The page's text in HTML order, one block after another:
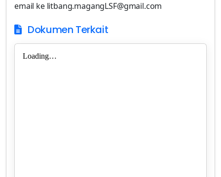
email ke litbang.magangLSF@gmail.com
Dokumen Terkait